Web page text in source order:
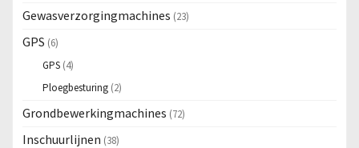
Gewasverzorgingmachines (23)
GPS (6)
GPS (4)
Ploegbesturing (2)
Grondbewerkingmachines (72)
Inschuurlijnen (38)